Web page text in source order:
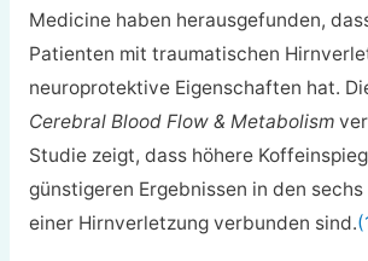
Medicine haben herausgefunden,
Patienten mit traumatischen
neuroprotektive Eigenschaften hat.
Cerebral Blood Flow & Metabolism
Studie zeigt, dass höhere
günstigeren Ergebnissen in den
einer Hirnverletzung verbunden sind.